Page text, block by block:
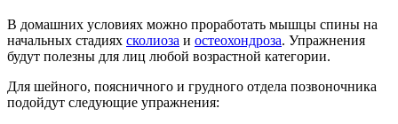
В домашних условиях можно проработать мышцы спины на
начальных стадиях сколиоза и остеохондроза. Упражнения
будут полезны для лиц любой возрастной категории.
Для шейного, поясничного и грудного отдела позвоночника
подойдут следующие упражнения: